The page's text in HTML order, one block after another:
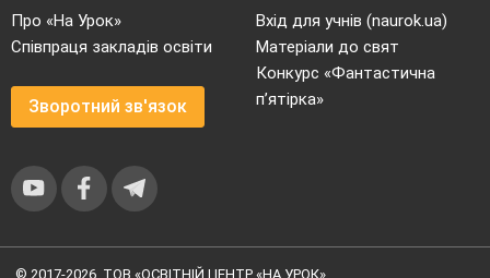
Про «На Урок»
Співпраця закладів освіти
Зворотний зв'язок
Вхід для учнів (naurok.ua)
Матеріали до свят
Конкурс «Фантастична
п’ятірка»
© 2017-2026, ТОВ «ОСВІТНІЙ ЦЕНТР «НА УРОК»